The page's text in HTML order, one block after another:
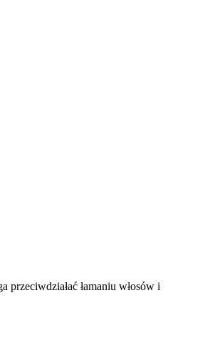
łamaniu włosów i